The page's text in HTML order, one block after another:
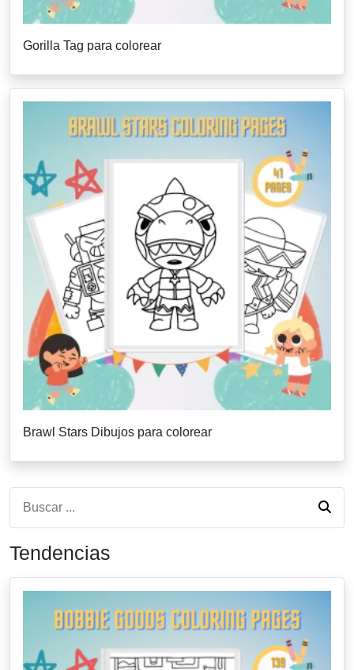
Gorilla Tag para colorear
Brawl Stars Dibujos para colorear
Tendencias